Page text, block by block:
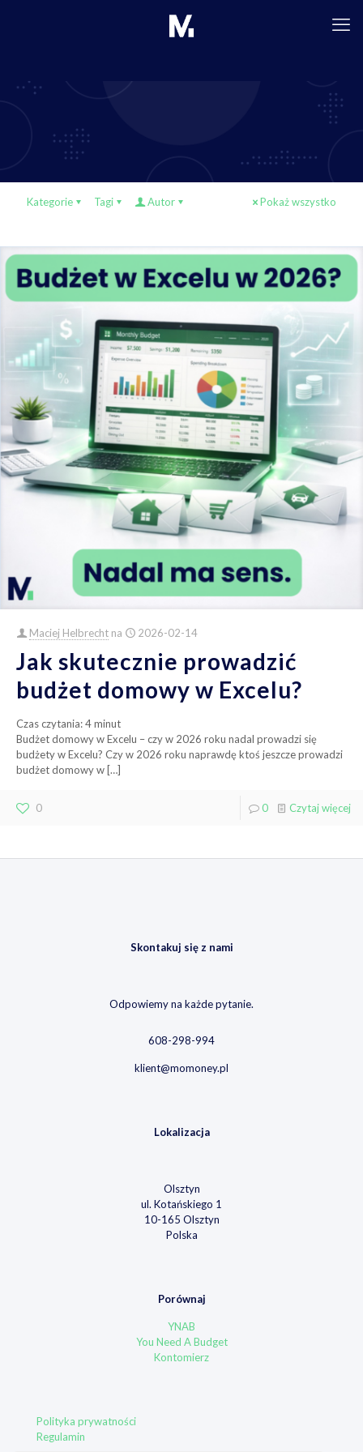
Kategorie Tagi Autor Pokaż wszystko
Maciej Helbrecht na 2026-02-14
Jak skutecznie prowadzić
budżet domowy w Excelu?
Czas czytania:4minut
Budżet domowy w Excelu – czy w 2026 roku nadal prowadzi się
budżety w Excelu? Czy w 2026 roku naprawdę ktoś jeszcze prowadzi
budżet domowy w […]
0 0 Czytaj więcej
Skontakuj się z nami
Odpowiemy na każde pytanie.
608-298-994
klient@momoney.pl
Lokalizacja
Olsztyn
ul. Kotańskiego 1
10-165 Olsztyn
Polska
Porównaj
YNAB
You Need A Budget
Kontomierz
Polityka prywatności
Regulamin